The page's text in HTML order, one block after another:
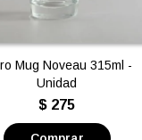
Mug Noveau 315ml -
Unidad
$ 275